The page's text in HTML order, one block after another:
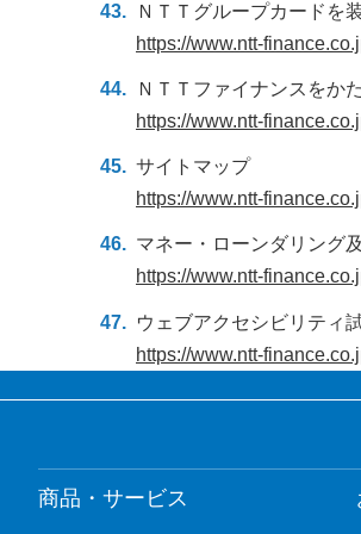
ＮＴＴグループカードを
https://www.ntt-
ＮＴＴファイナンスをか
https://www.ntt-
サイトマップ
https://www.ntt-
マネー・ローンダリング
https://www.ntt-
ウェブアクセシビリティ
https://www.ntt-
商品・サービス